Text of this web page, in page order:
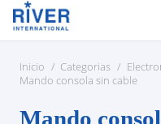
Inicio / Categorias /
Mando consola sin cable
Mando